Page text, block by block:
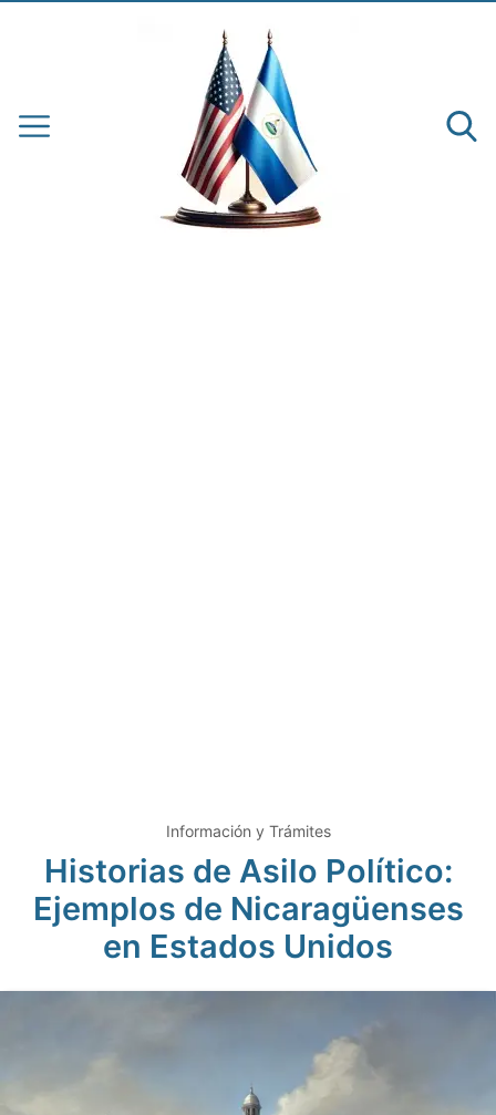
Información y Trámites
Historias de Asilo Político:
Ejemplos de Nicaragüenses
en Estados Unidos